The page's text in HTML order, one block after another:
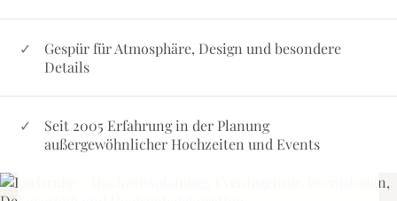
Gespür für Atmosphäre, Design und besondere
Details
Seit 2005 Erfahrung in der Planung
außergewöhnlicher Hochzeiten und Events